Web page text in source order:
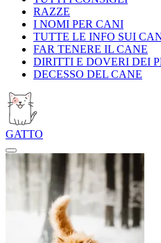
RAZZE
I NOMI PER CANI
TUTTE LE INFO SUI
FAR TENERE IL CANE
DIRITTI E DOVERI DEI
DECESSO DEL CANE
GATTO